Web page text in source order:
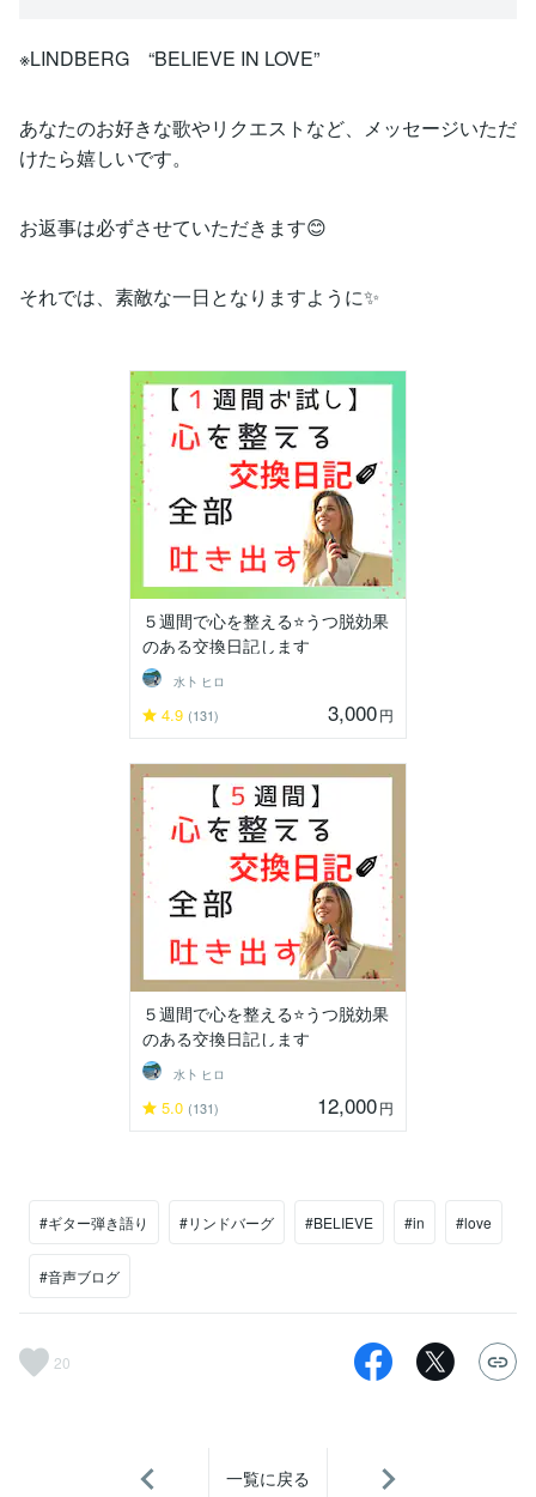
※LINDBERG “BELIEVE IN LOVE”
あなたのお好きな歌やリクエストなど、メッセージいただ
けたら嬉しいです。
お返事は必ずさせていただきます😊
それでは、素敵な一日となりますように✨
５週間で心を整える⭐うつ脱効果
のある交換日記します
水卜 ヒロ
4.9 (131) 3,000円
５週間で心を整える⭐うつ脱効果
のある交換日記します
水卜 ヒロ
5.0 (131) 12,000円
#ギター弾き語り #リンドバーグ #BELIEVE #in #love
#音声ブログ
20
一覧に戻る